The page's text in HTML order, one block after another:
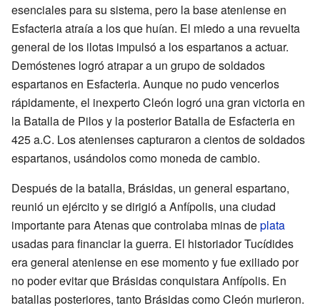
esenciales para su sistema, pero la base ateniense en
Esfacteria atraía a los que huían. El miedo a una revuelta
general de los ilotas impulsó a los espartanos a actuar.
Demóstenes logró atrapar a un grupo de soldados
espartanos en Esfacteria. Aunque no pudo vencerlos
rápidamente, el inexperto Cleón logró una gran victoria en
la Batalla de Pilos y la posterior Batalla de Esfacteria en
425 a.C. Los atenienses capturaron a cientos de soldados
espartanos, usándolos como moneda de cambio.
Después de la batalla, Brásidas, un general espartano,
reunió un ejército y se dirigió a Anfípolis, una ciudad
importante para Atenas que controlaba minas deplata
usadas para financiar la guerra. El historiador Tucídides
era general ateniense en ese momento y fue exiliado por
no poder evitar que Brásidas conquistara Anfípolis. En
batallas posteriores, tanto Brásidas como Cleón murieron.